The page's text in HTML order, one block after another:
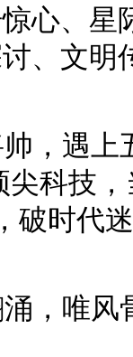
心、星
、文明
，遇
科技
破时代
，唯